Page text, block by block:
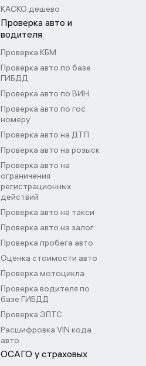
КАСКО дешево
Проверка авто и
водителя
Проверка КБМ
Проверка авто по базе
ГИБДД
Проверка авто по ВИН
Проверка авто по гос
номеру
Проверка авто на ДТП
Проверка авто на розыск
Проверка авто на
ограничения
регистрационных
действий
Проверка авто на такси
Проверка авто на залог
Проверка пробега авто
Оценка стоимости авто
Проверка мотоцикла
Проверка водителя по
базе ГИБДД
Проверка ЭПТС
Расшифровка VIN кода
авто
ОСАГО у страховых